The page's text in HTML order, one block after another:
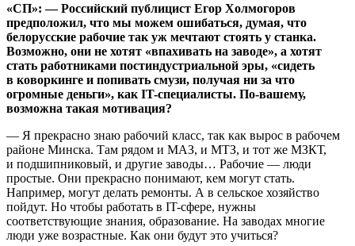
«СП»: — Российский публицист Егор Холмогоров
предположил, что мы можем ошибаться, думая, что
белорусские рабочие так уж мечтают стоять у станка.
Возможно, они не хотят «впахивать на заводе», а хотят
стать работниками постиндустриальной эры, «сидеть
в коворкинге и попивать смузи, получая ни за что
огромные деньги», как IT-специалисты. По-вашему,
возможна такая мотивация?
— Я прекрасно знаю рабочий класс, так как вырос в рабочем
районе Минска. Там рядом и МАЗ, и МТЗ, и тот же МЗКТ,
и подшипниковый, и другие заводы… Рабочие — люди
простые. Они прекрасно понимают, кем могут стать.
Например, могут делать ремонты. А в сельское хозяйство
пойдут. Но чтобы работать в IT-сфере, нужны
соответствующие знания, образование. На заводах многие
люди уже возрастные. Как они будут это учиться?